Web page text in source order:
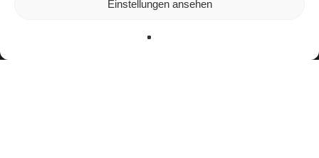
Einstellungen ansehen
verwenden oder sie ausschalten.